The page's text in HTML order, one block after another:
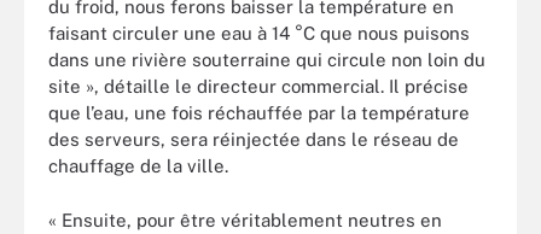
du froid, nous ferons baisser la température en
faisant circuler une eau à 14 °C que nous puisons
dans une rivière souterraine qui circule non loin du
site », détaille le directeur commercial. Il précise
que l’eau, une fois réchauffée par la température
des serveurs, sera réinjectée dans le réseau de
chauffage de la ville.
« Ensuite, pour être véritablement neutres en